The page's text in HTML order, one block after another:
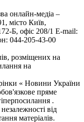
онлайн-медіа –
місто Київ,
Б, офіс 208/1 E-mail:
044-205-43-00
розміщених на
на
« Новини України
пряме
.
від
матеріалів.